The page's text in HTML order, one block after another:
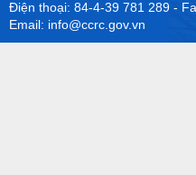
Điện thoại: 84-4-39 781 289 -
Email: info@ccrc.gov.vn